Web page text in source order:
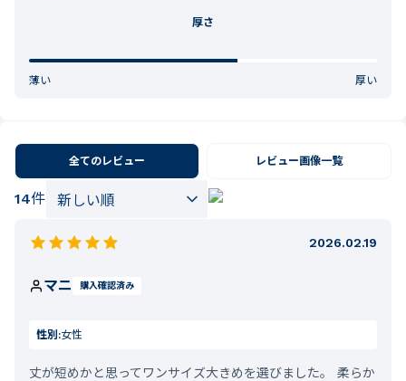
厚さ
薄い 厚い
全てのレビュー レビュー画像一覧
14件
2026.02.19
マニ 購入確認済み
性別:女性
丈が短めかと思ってワンサイズ大きめを選びました。 柔らか